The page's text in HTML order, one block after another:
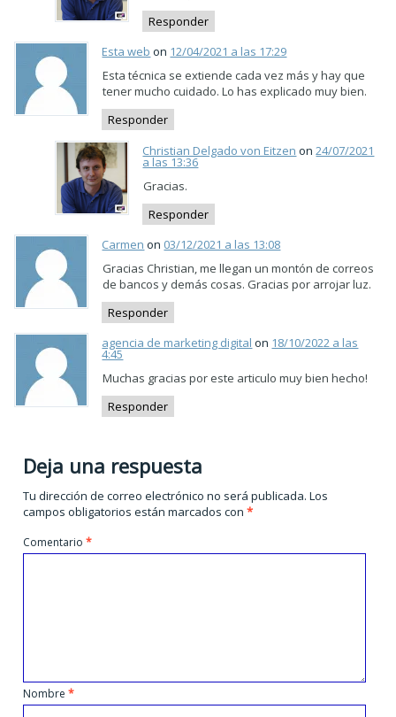
Responder
Esta web on 12/04/2021 a las 17:29
Esta técnica se extiende cada vez más y hay que
tener mucho cuidado. Lo has explicado muy bien.
Responder
Christian Delgado von Eitzen on24/07/2021
a las 13:36
Gracias.
Responder
Carmen on 03/12/2021 a las 13:08
Gracias Christian, me llegan un montón de correos
de bancos y demás cosas. Gracias por arrojar luz.
Responder
agencia de marketing digital on 18/10/2022 a las
4:45
Muchas gracias por este articulo muy bien hecho!
Responder
Deja una respuesta
Tu dirección de correo electrónico no será publicada. Los
campos obligatorios están marcados con*
Comentario*
Nombre*